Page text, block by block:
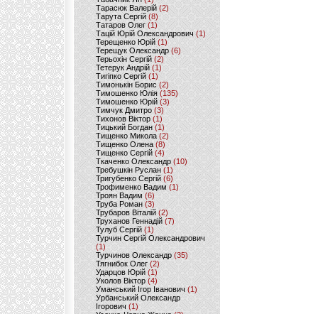
Тарасюк Валерій (2)
Тарута Сергій (8)
Татаров Олег(1)
Тацій Юрій Олександрович(1)
Терещенко Юрій(1)
Терещук Олександр(6)
Терьохін Сергій (2)
Тетерук Андрій (1)
Тигіпко Сергій(1)
Тимонькін Борис (2)
Тимошенко Юлія (135)
Тимошенко Юрій(3)
Тимчук Дмитро (3)
Тихонов Віктор (1)
Тицький Богдан (1)
Тищенко Микола (2)
Тищенко Олена (8)
Тищенко Сергій (4)
Ткаченко Олександр (10)
Требушкін Руслан (1)
Тригубенко Сергій(6)
Трофименко Вадим (1)
Троян Вадим (6)
Труба Роман(3)
Трубаров Віталій (2)
Труханов Геннадій (7)
Тулуб Сергій(1)
Турчин Сергій Олександрович
(1)
Турчинов Олександр(35)
Тягнибок Олег (2)
Ударцов Юрій (1)
Уколов Віктор(4)
Уманський Ігор Іванович(1)
Урбанський Олександр
Ігорович (1)